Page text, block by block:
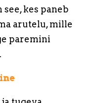
kes paneb
arutelu, mille
paremini